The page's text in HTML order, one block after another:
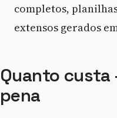
completos,
extensos gerados
Quanto custa
pena